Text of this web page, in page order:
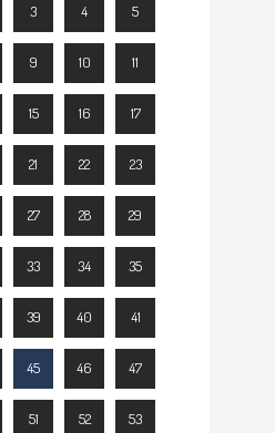
3 4 5
9 10 11
15 16 17
21 22 23
27 28 29
33 34 35
39 40 41
45 46 47
51 52 53